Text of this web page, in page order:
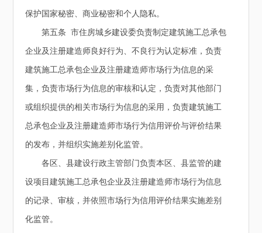
保护国家秘密、商业秘密和个人隐私。
第五条 市住房城乡建设委负责制定建筑施工总承包
企业及注册建造师良好行为、不良行为认定标准，负责
建筑施工总承包企业及注册建造师市场行为信息的采
集，负责市场行为信息的审核和认定，负责对其他部门
或组织提供的相关市场行为信息的采用，负责建筑施工
总承包企业及注册建造师市场行为信用评价与评价结果
的发布，并组织实施差别化监管。
各区、县建设行政主管部门负责本区、县监管的建
设项目建筑施工总承包企业及注册建造师市场行为信息
的记录、审核，并依照市场行为信用评价结果实施差别
化监管。